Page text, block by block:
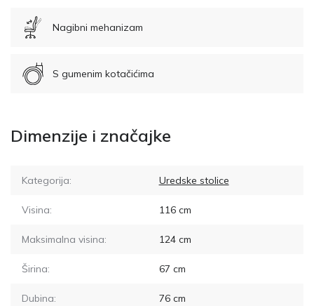
Nagibni mehanizam
S gumenim kotačićima
Dimenzije i značajke
Kategorija: Uredske stolice
Visina: 116cm
Maksimalna visina: 124cm
Širina: 67 cm
Dubina: 76cm